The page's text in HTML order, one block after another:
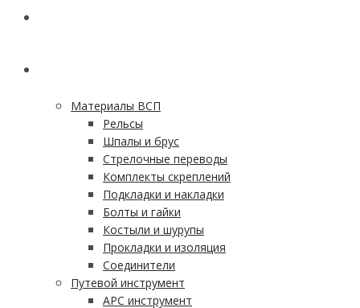
Материалы ВСП
Рельсы
Шпалы и брус
Стрелочные переводы
Комплекты скреплений
Подкладки и накладки
Болты и гайки
Костыли и шурупы
Прокладки и изоляция
Соединители
Путевой инструмент
АРС инструмент